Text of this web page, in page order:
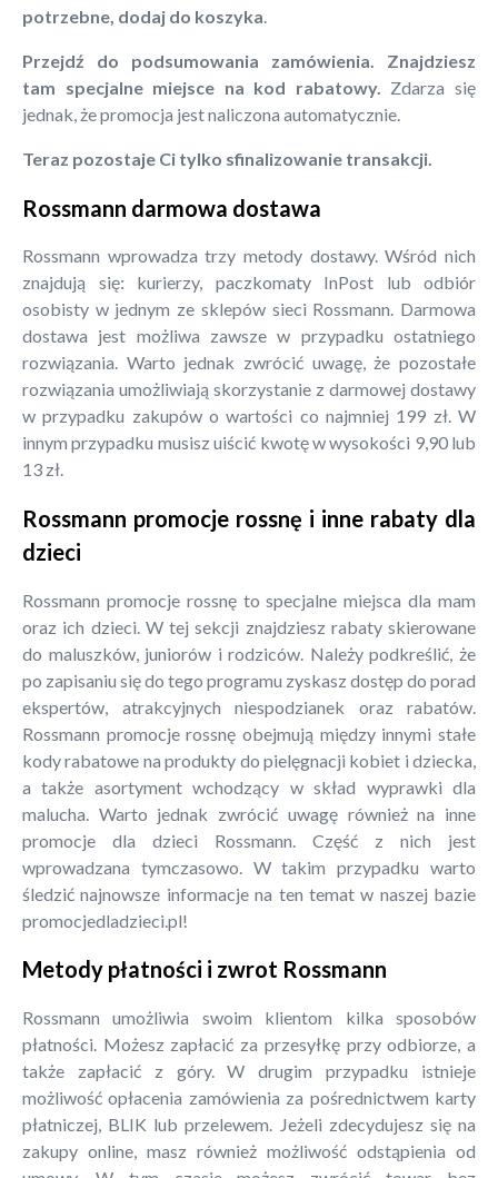
potrzebne, dodaj do koszyka.
Przejdź do podsumowania zamówienia. Znajdziesz
tam specjalne miejsce na kod rabatowy. Zdarza się
jednak, że promocja jest naliczona automatycznie.
Teraz pozostaje Ci tylko sfinalizowanie transakcji.
Rossmann darmowa dostawa
Rossmann wprowadza trzy metody dostawy. Wśród nich
znajdują się: kurierzy, paczkomaty InPost lub odbiór
osobisty w jednym ze sklepów sieci Rossmann. Darmowa
dostawa jest możliwa zawsze w przypadku ostatniego
rozwiązania. Warto jednak zwrócić uwagę, że pozostałe
rozwiązania umożliwiają skorzystanie z darmowej dostawy
w przypadku zakupów o wartości co najmniej 199 zł. W
innym przypadku musisz uiścić kwotę w wysokości 9,90 lub
13 zł.
Rossmann promocje rossnę i inne rabaty dla
dzieci
Rossmann promocje rossnę to specjalne miejsca dla mam
oraz ich dzieci. W tej sekcji znajdziesz rabaty skierowane
do maluszków, juniorów i rodziców. Należy podkreślić, że
po zapisaniu się do tego programu zyskasz dostęp do porad
ekspertów, atrakcyjnych niespodzianek oraz rabatów.
Rossmann promocje rossnę obejmują między innymi stałe
kody rabatowe na produkty do pielęgnacji kobiet i dziecka,
a także asortyment wchodzący w skład wyprawki dla
malucha. Warto jednak zwrócić uwagę również na inne
promocje dla dzieci Rossmann. Część z nich jest
wprowadzana tymczasowo. W takim przypadku warto
śledzić najnowsze informacje na ten temat w naszej bazie
promocjedladzieci.pl!
Metody płatności i zwrot Rossmann
Rossmann umożliwia swoim klientom kilka sposobów
płatności. Możesz zapłacić za przesyłkę przy odbiorze, a
także zapłacić z góry. W drugim przypadku istnieje
możliwość opłacenia zamówienia za pośrednictwem karty
płatniczej, BLIK lub przelewem. Jeżeli zdecydujesz się na
zakupy online, masz również możliwość odstąpienia od